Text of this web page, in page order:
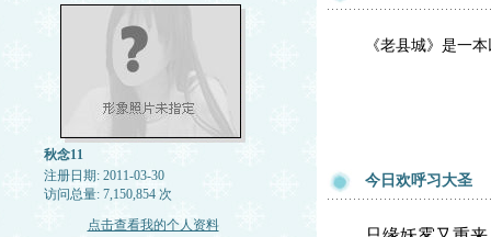
秋念11
注册日期: 2011-03-30
访问总量: 7,150,854 次
点击查看我的个人资料
《老县城》是一
今日欢呼习大圣